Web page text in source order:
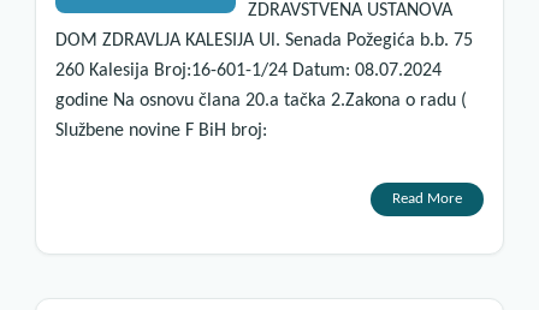
ZDRAVSTVENA USTANOVA
DOM ZDRAVLJA KALESIJA Ul. Senada Požegića b.b. 75
260 Kalesija Broj:16-601-1/24 Datum: 08.07.2024
godine Na osnovu člana 20.a tačka 2.Zakona o radu (
Službene novine F BiH broj:
Read More